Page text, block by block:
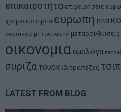
επικαιροτητα επιχειρησεις ευρω
χρηματιστηρια ευρωπη ηπα
κυριακος μητσοτακης μεταρρυθμισεις
οικονομια ομολογα
συριζα τουρκια τραπεζες
LATEST FROM BLOG